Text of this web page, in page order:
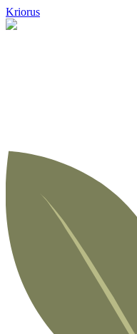
Kriorus